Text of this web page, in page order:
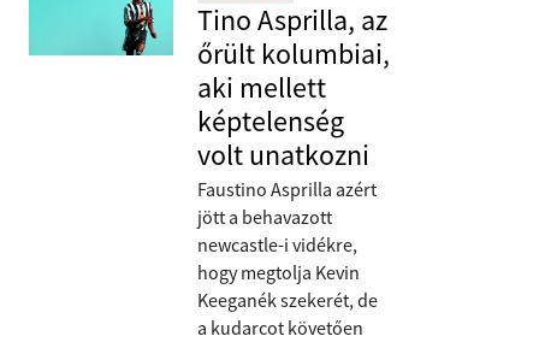
Tino Asprilla, az
őrült kolumbiai,
aki mellett
képtelenség
volt unatkozni
Faustino Asprilla azért
jött a behavazott
newcastle-i vidékre,
hogy megtolja Kevin
Keeganék szekerét, de
a kudarcot követően